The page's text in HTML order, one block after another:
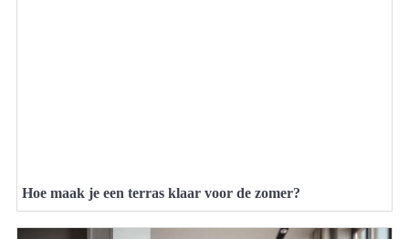
Hoe maak je een terras klaar voor de zomer?